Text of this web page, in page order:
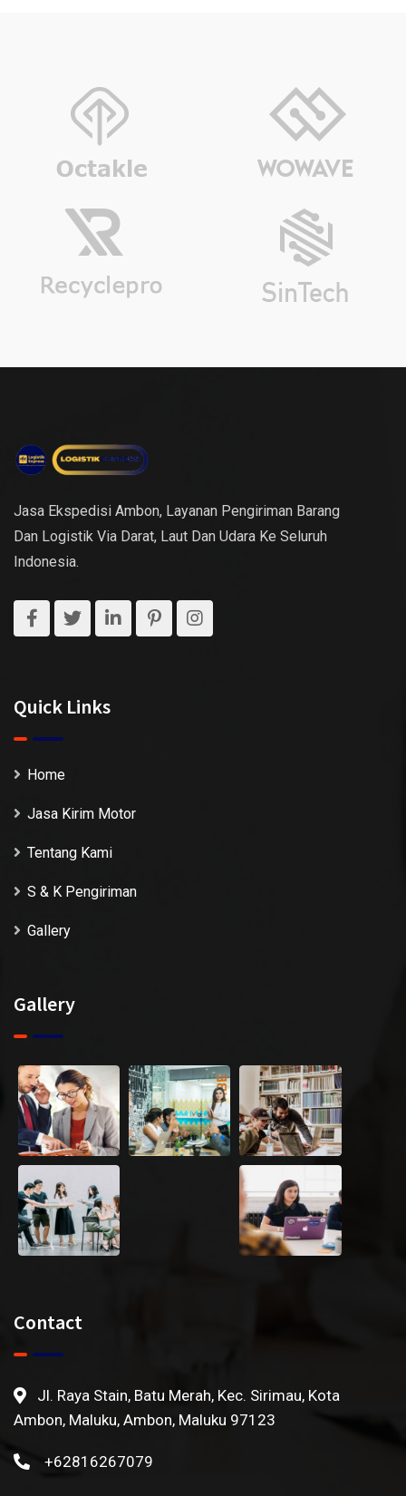
Jasa Ekspedisi Ambon, Layanan Pengiriman Barang
Dan Logistik Via Darat, Laut Dan Udara Ke Seluruh
Indonesia.
Quick Links
Home
Jasa Kirim Motor
Tentang Kami
S & K Pengiriman
Gallery
Gallery
Contact
Jl. Raya Stain, Batu Merah, Kec. Sirimau, Kota
Ambon, Maluku, Ambon, Maluku 97123
+62816267079